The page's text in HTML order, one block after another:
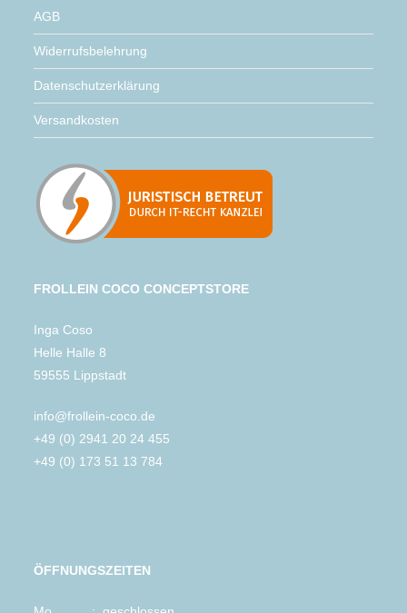
AGB
Widerrufsbelehrung
Datenschutzerklärung
Versandkosten
FROLLEIN COCO CONCEPTSTORE
Inga Coso
Helle Halle 8
59555 Lippstadt
info@frollein-coco.de
+49 (0) 2941 20 24 455
+49 (0) 173 51 13 784
ÖFFNUNGSZEITEN